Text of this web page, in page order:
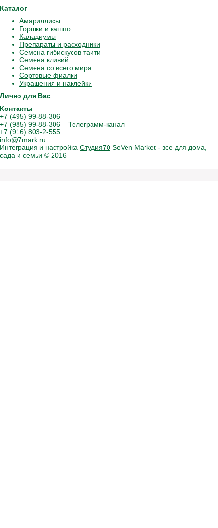
Каталог
Амариллисы
Горшки и кашпо
Каладиумы
Препараты и расходники
Семена гибискусов таити
Семена кливий
Семена со всего мира
Сортовые фиалки
Украшения и наклейки
Лично для Вас
Контакты
+7 (495) 99-88-306
+7 (985) 99-88-306 Телеграмм-канал
+7 (916) 803-2-555
info@7mark.ru
Интеграция и настройка Студия70 SeVen Market - все для дома,
сада и семьи © 2016